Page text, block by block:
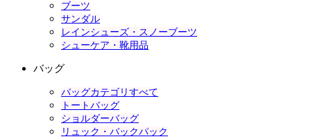
ブーツ
サンダル
レインシューズ・スノーブーツ
シューケア・靴用品
バッグ
バッグカテゴリすべて
トートバッグ
ショルダーバッグ
リュック・バックパック